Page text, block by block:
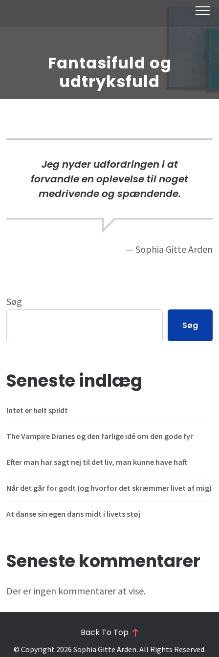
Fantasifuld og
udtryksfuld
Jeg nyder udfordringen i at
forvandle en oplevelse til noget
medrivende og spændende.
— Sophia Gitte Arden
Søg
Søg
Seneste indlæg
Intet er helt spildt
The Vampire Diaries og den farlige idé om den gode fyr
Efter man har sagt nej til det liv, man kunne have haft
Når det går for godt (og hvorfor det skræmmer livet af mig)
At danse sin egen dans midt i livets støj
Seneste kommentarer
Der er ingen kommentarer at vise.
© Copyright 2026 Sophia Gitte Arden. All Rights Reserved.
Back To Top